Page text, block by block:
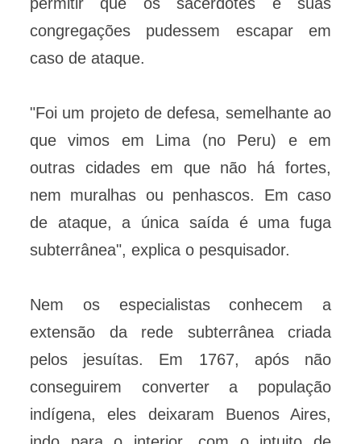
congregações pudessem escapar em
caso de ataque.
"Foi um projeto de defesa, semelhante ao
que vimos em Lima (no Peru) e em
outras cidades em que não há fortes,
nem muralhas ou penhascos. Em caso
de ataque, a única saída é uma fuga
subterrânea", explica o pesquisador.
Nem os especialistas conhecem a
extensão da rede subterrânea criada
pelos jesuítas. Em 1767, após não
conseguirem converter a população
indígena, eles deixaram Buenos Aires,